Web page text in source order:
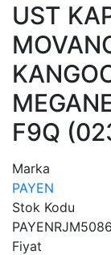
UST
F9Q
Marka
PAYEN
Stok Kodu
PAYENRJM5086
Fiyat